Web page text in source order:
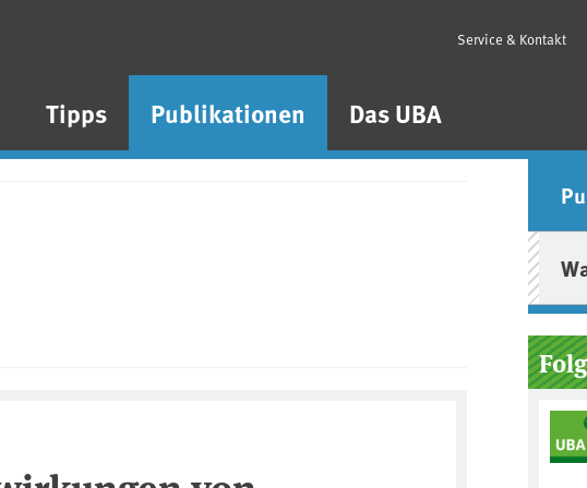
Tipps Publikationen Das UBA
Service & Kontakt